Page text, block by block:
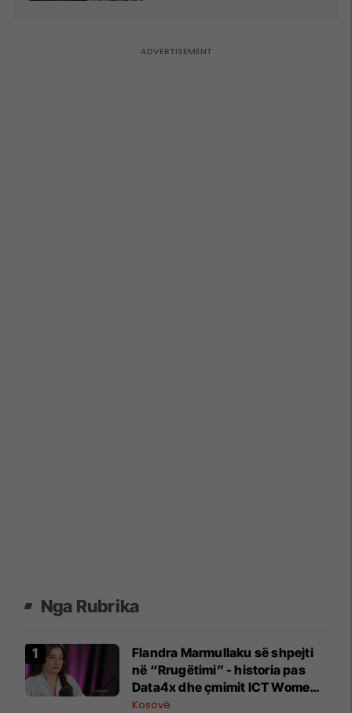
Nga Rubrika
Flandra Marmullaku së shpejti
në “Rrugëtimi” - historia pas
Data4x dhe çmimit ICT Women
of the Year
Kosovë